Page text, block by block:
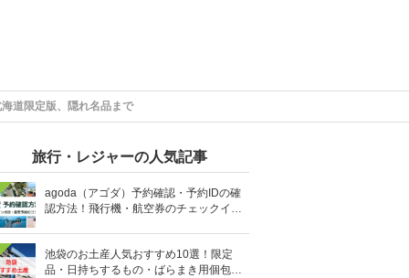
道限定版、隠れ名品まで
旅行・レジャーの人気記事
agoda（アゴダ）予約確認・予約IDの確
認方法！飛行機・航空券のチェックイン
池袋のお土産人気おすすめ10選！限定
品・日持ちするもの・ばらまき用個包装